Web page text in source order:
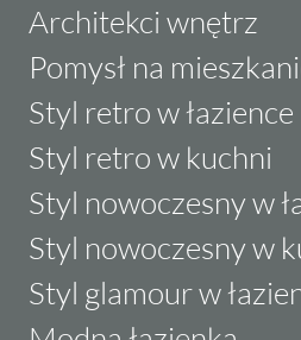
Architekci wnętrz
Pomysł na
Styl retro w łazience
Styl retro w kuchni
Styl nowoczesny w
Styl nowoczesny w
Styl glamour w